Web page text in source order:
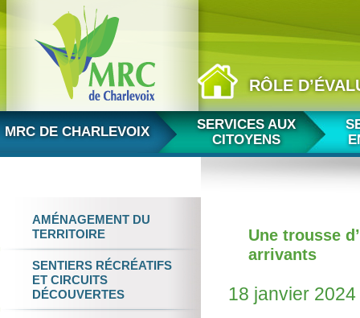
RÔLE
Aller au contenu
MRC DE CHARLEVOIX
SERVICES AUX
CITOYENS
Une trousse
arrivants
18 janvier 2024
AMÉNAGEMENT DU
TERRITOIRE
SENTIERS RÉCRÉATIFS
ET CIRCUITS
DÉCOUVERTES